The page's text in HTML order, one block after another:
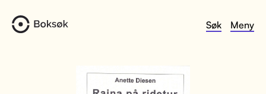
Søk Meny